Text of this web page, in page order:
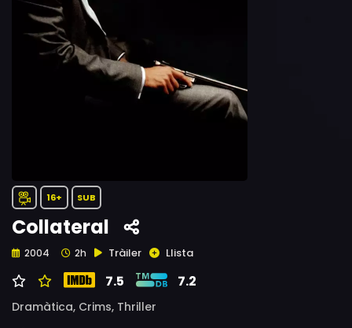
16+ SUB
Collateral
2004 2h Tràiler Llista
7.5 7.2
Dramàtica, Crims, Thriller